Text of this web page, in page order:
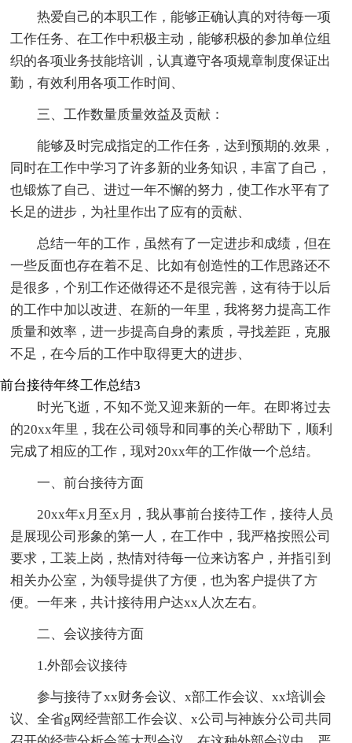
热爱自己的本职工作，能够正确认真的对待每一项
工作任务、在工作中积极主动，能够积极的参加单位组
织的各项业务技能培训，认真遵守各项规章制度保证出
勤，有效利用各项工作时间、
三、工作数量质量效益及贡献：
能够及时完成指定的工作任务，达到预期的.效果，
同时在工作中学习了许多新的业务知识，丰富了自己，
也锻炼了自己、进过一年不懈的努力，使工作水平有了
长足的进步，为社里作出了应有的贡献、
总结一年的工作，虽然有了一定进步和成绩，但在
一些反面也存在着不足、比如有创造性的工作思路还不
是很多，个别工作还做得还不是很完善，这有待于以后
的工作中加以改进、在新的一年里，我将努力提高工作
质量和效率，进一步提高自身的素质，寻找差距，克服
不足，在今后的工作中取得更大的进步、
前台接待年终工作总结3
时光飞逝，不知不觉又迎来新的一年。在即将过去
的20xx年里，我在公司领导和同事的关心帮助下，顺利
完成了相应的工作，现对20xx年的工作做一个总结。
一、前台接待方面
20xx年x月至x月，我从事前台接待工作，接待人员
是展现公司形象的第一人，在工作中，我严格按照公司
要求，工装上岗，热情对待每一位来访客户，并指引到
相关办公室，为领导提供了方便，也为客户提供了方
便。一年来，共计接待用户达xx人次左右。
二、会议接待方面
1.外部会议接待
参与接待了xx财务会议、x部工作会议、xx培训会
议、全省g网经营部工作会议、x公司与神族分公司共同